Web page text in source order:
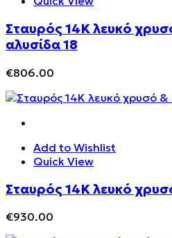
Σταυρός 14Κ λευκό
αλυσίδα 18
€806.00
Add to Wishlist
Quick View
Σταυρός 14Κ λευκό
€930.00